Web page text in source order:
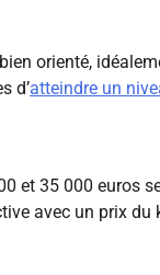
orienté,
d’atteindre un
et 35 000 euros
avec un prix